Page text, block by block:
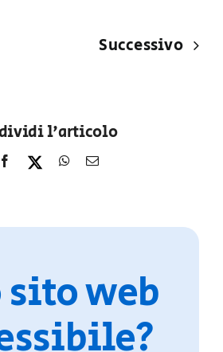
Successivo
l'articolo
web